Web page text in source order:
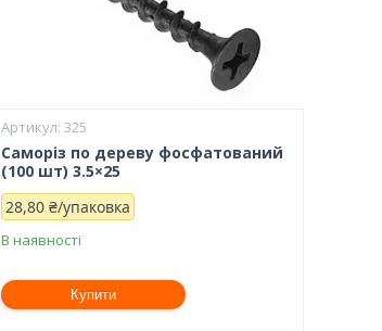
325
Саморіз по дереву фосфатований
(100 шт) 3.5×25
28,80 ₴/упаковка
В наявності
Купити